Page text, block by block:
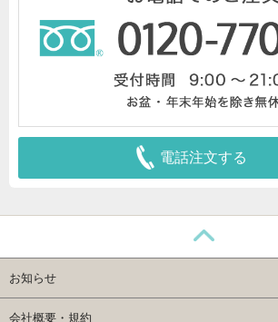
電話注文する
お知らせ
会社概要・規約